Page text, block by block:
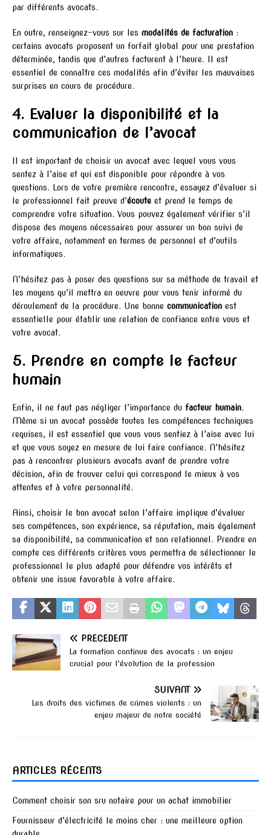
par différents avocats.
En outre, renseignez-vous sur les modalités de facturation :
certains avocats proposent un forfait global pour une prestation
déterminée, tandis que d’autres facturent à l’heure. Il est
essentiel de connaître ces modalités afin d’éviter les mauvaises
surprises en cours de procédure.
4. Evaluer la disponibilité et la
communication de l’avocat
Il est important de choisir un avocat avec lequel vous vous
sentez à l’aise et qui est disponible pour répondre à vos
questions. Lors de votre première rencontre, essayez d’évaluer si
le professionnel fait preuve d’écoute et prend le temps de
comprendre votre situation. Vous pouvez également vérifier s’il
dispose des moyens nécessaires pour assurer un bon suivi de
votre affaire, notamment en termes de personnel et d’outils
informatiques.
N’hésitez pas à poser des questions sur sa méthode de travail et
les moyens qu’il mettra en oeuvre pour vous tenir informé du
déroulement de la procédure. Une bonne communication est
essentielle pour établir une relation de confiance entre vous et
votre avocat.
5. Prendre en compte le facteur
humain
Enfin, il ne faut pas négliger l’importance du facteur humain.
Même si un avocat possède toutes les compétences techniques
requises, il est essentiel que vous vous sentiez à l’aise avec lui
et que vous soyez en mesure de lui faire confiance. N’hésitez
pas à rencontrer plusieurs avocats avant de prendre votre
décision, afin de trouver celui qui correspond le mieux à vos
attentes et à votre personnalité.
Ainsi, choisir le bon avocat selon l’affaire implique d’évaluer
ses compétences, son expérience, sa réputation, mais également
sa disponibilité, sa communication et son relationnel. Prendre en
compte ces différents critères vous permettra de sélectionner le
professionnel le plus adapté pour défendre vos intérêts et
obtenir une issue favorable à votre affaire.
PRÉCÉDENT
La formation continue des avocats : un enjeu
crucial pour l’évolution de la profession
SUIVANT
Les droits des victimes de crimes violents : un
enjeu majeur de notre société
ARTICLES RÉCENTS
Comment choisir son sru notaire pour un achat immobilier
Fournisseur d’électricité le moins cher : une meilleure option